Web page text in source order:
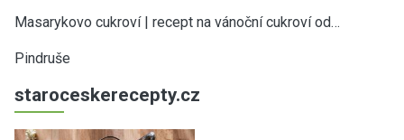
Masarykovo cukroví | recept na vánoční cukroví od…
Pindruše
staroceskerecepty.cz